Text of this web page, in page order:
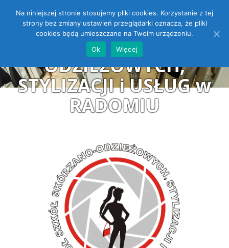
Open toolbar
ZESPÓŁ SZKÓŁ
SKÓRZANO-
ODZIEŻOWYCH,
STYLIZACJI i USŁUG w
RADOMIU
Na niniejszej stronie stosujemy pliki cookies. Korzystanie z tej
strony bez zmiany ustawień przeglądarki oznacza, że pliki
cookies będą umieszczane na Twoim urządzeniu.
Ok
Więcej